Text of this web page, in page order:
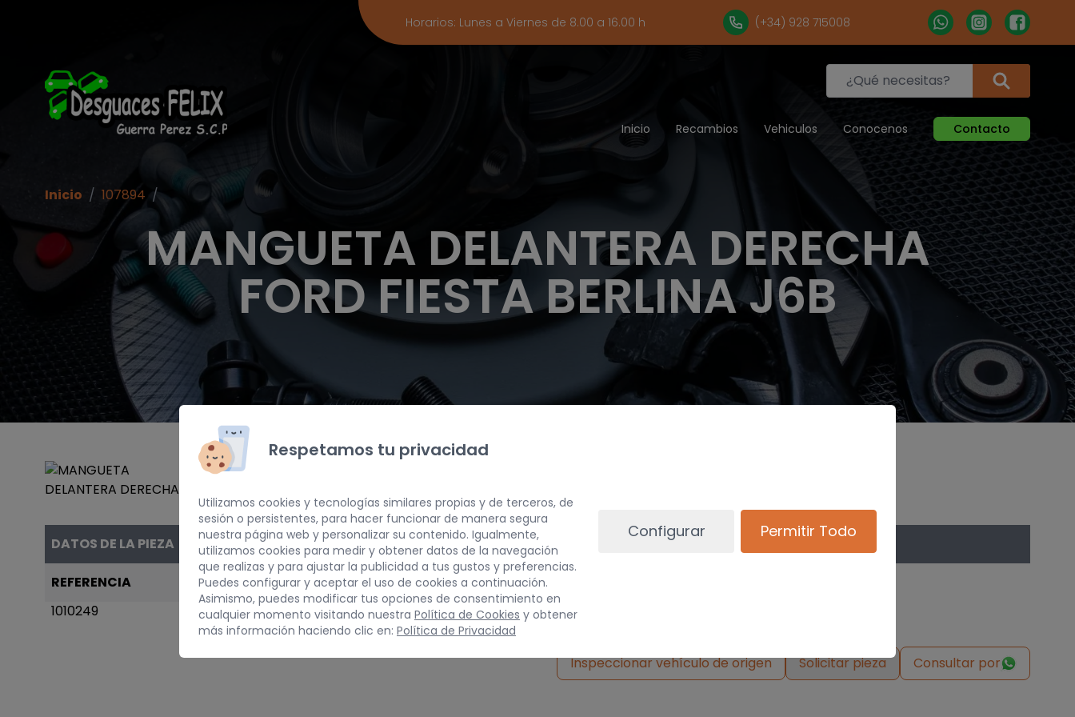
Horarios: Lunes a Viernes de 8.00 a 16.00 h (+34) 928 715008
Inicio Recambios Vehiculos Conocenos Contacto
MANGUETA DELANTERA DERECHA
FORD FIESTA BERLINA J6B
Inicio / 107894 /
DATOS DE LA PIEZA
REFERENCIA
1010249
AÑO
1995
10 kg
Inspeccionar vehículo de origen Solicitar pieza Consultar por
Respetamos tu privacidad
Utilizamos cookies y tecnologías similares propias y de terceros, de
sesión o persistentes, para hacer funcionar de manera segura
nuestra página web y personalizar su contenido. Igualmente,
utilizamos cookies para medir y obtener datos de la navegación
que realizas y para ajustar la publicidad a tus gustos y preferencias.
Puedes configurar y aceptar el uso de cookies a continuación.
Asimismo, puedes modificar tus opciones de consentimiento en
cualquier momento visitando nuestra Política de Cookies y obtener
más información haciendo clic en: Política de Privacidad
Configurar Permitir Todo